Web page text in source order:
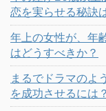
恋を実らせる秘訣
年上の女性が、年
はどうすべきか？
まるでドラマのよ
を成功させるには？